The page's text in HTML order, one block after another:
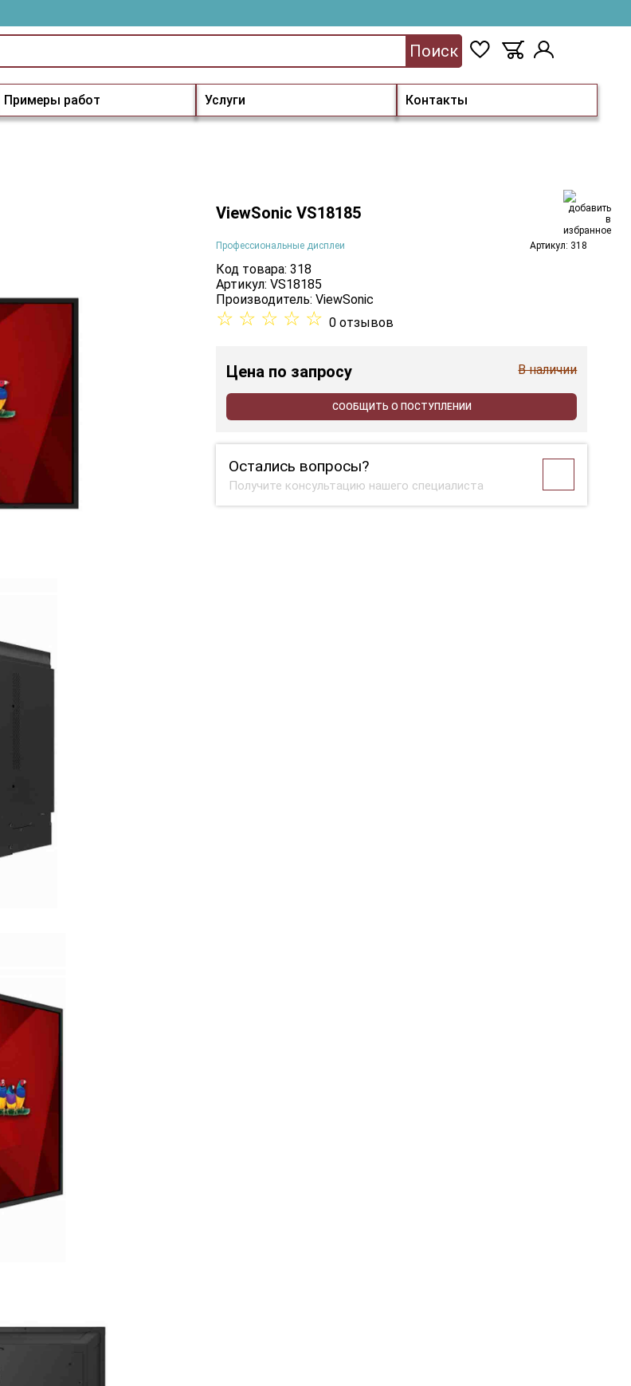
Примеры работ Услуги Контакты
Поиск
ViewSonic VS18185
Профессиональные дисплеи Артикул: 318
Код товара: 318
Артикул: VS18185
Производитель:ViewSonic
☆ ☆ ☆ ☆ ☆ 0 отзывов
Цена по запросу В наличии
СООБЩИТЬ О ПОСТУПЛЕНИИ
Остались вопросы?
Получите консультацию нашего специалиста